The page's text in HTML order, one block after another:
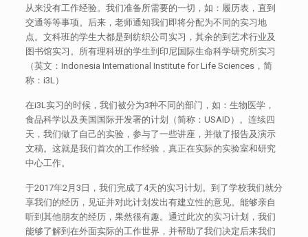
从来没有工作经验。我们准备所需要的一切，如：履历表，直到
交通等等事项。后来，老师通知我们即将分配为不同的实习地
点。文科班的学生大都是到纺织公司实习，其余的到艺术行业及
图书馆实习。所有理科班的学生到印尼国际生命科学研究所实习
（英文：Indonesia International Institute for Life Sciences，简
称：i3L）
在i3L实习的时候，我们被分为3种不同的部门，如：生物医学，
食品科学以及美国国际开发署的计划（简称：USAID）。连续四
天，我们做了自己的实验，参与了一些讲座，并做了报告及演示
文稿。这就是我们首次的工作经验，真正在实际的实验室和研究
中心工作。
于2017年2月3日，我们完成了4天的实习计划。到了学校我们就分
享我们的经历，见证并对此计划发出有建立性的意见。能够亲自
听到其他朋友的经历，果然很有趣。通过此次的实习计划，我们
能够了解到在外面实际的工作世界，并帮助了我们决定后来我们